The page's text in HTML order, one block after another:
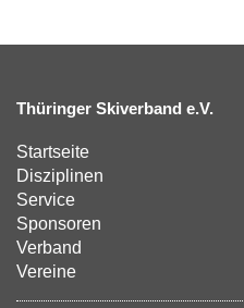
Thüringer Skiverband e.V.
Startseite
Disziplinen
Service
Sponsoren
Verband
Vereine